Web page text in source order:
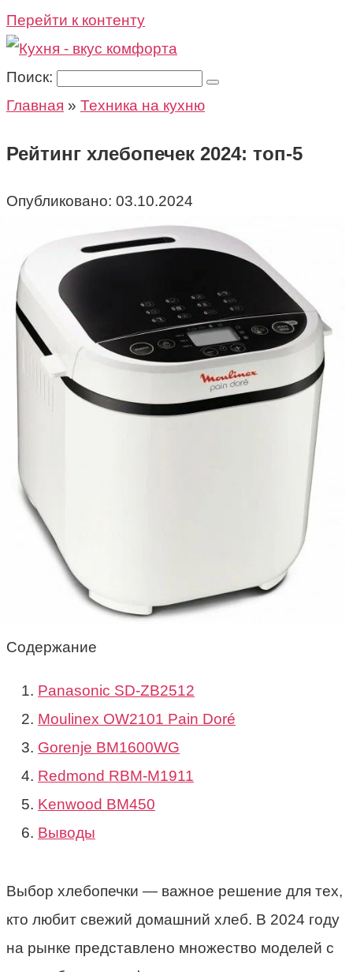
Перейти к контенту
Поиск:
Главная » Техника на кухню
Рейтинг хлебопечек 2024: топ-5
Опубликовано: 03.10.2024
Содержание
Panasonic SD-ZB2512
Moulinex OW2101 Pain Doré
Gorenje BM1600WG
Redmond RBM-M1911
Kenwood BM450
Выводы
Выбор хлебопечки — важное решение для тех,
кто любит свежий домашний хлеб. В 2024 году
на рынке представлено множество моделей с